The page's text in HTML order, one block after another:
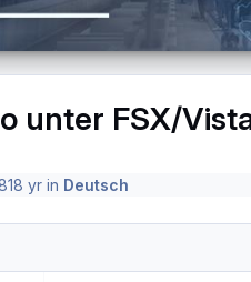
unter FSX/
18 yrin Deutsch